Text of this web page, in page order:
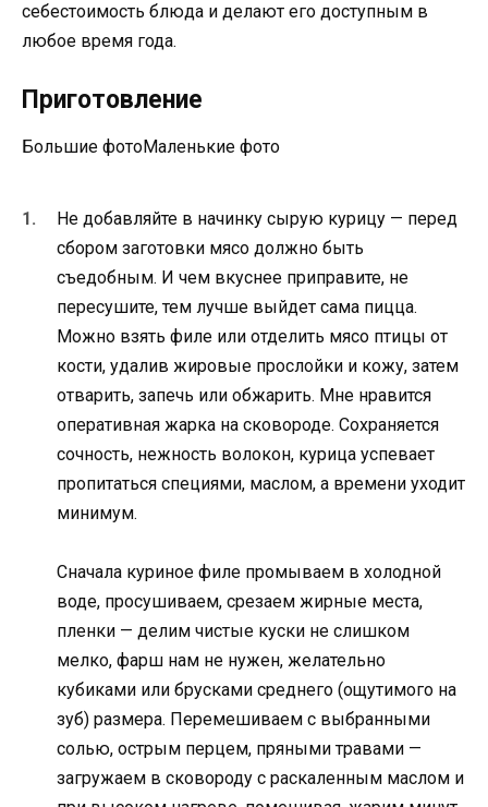
себестоимость блюда и делают его доступным в
любое время года.
Приготовление
Большие фотоМаленькие фото
Не добавляйте в начинку сырую курицу — перед
сбором заготовки мясо должно быть
съедобным. И чем вкуснее приправите, не
пересушите, тем лучше выйдет сама пицца.
Можно взять филе или отделить мясо птицы от
кости, удалив жировые прослойки и кожу, затем
отварить, запечь или обжарить. Мне нравится
оперативная жарка на сковороде. Сохраняется
сочность, нежность волокон, курица успевает
пропитаться специями, маслом, а времени уходит
минимум.
Сначала куриное филе промываем в холодной
воде, просушиваем, срезаем жирные места,
пленки — делим чистые куски не слишком
мелко, фарш нам не нужен, желательно
кубиками или брусками среднего (ощутимого на
зуб) размера. Перемешиваем с выбранными
солью, острым перцем, пряными травами —
загружаем в сковороду с раскаленным маслом и